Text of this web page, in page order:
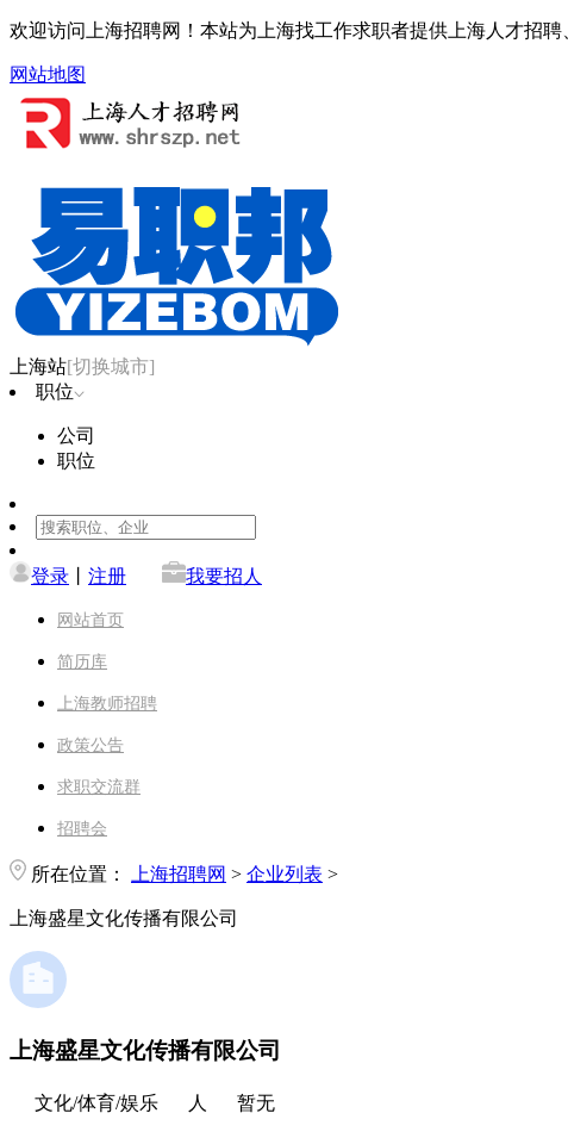
欢迎访问上海招聘网！本站为上海找工作求职者提供上海人才招
网站地图
上海站[切换城市]
职位
公司
职位
登录 注册 我要招人
网站首页
简历库
上海教师招聘
政策公告
求职交流群
招聘会
所在位置： 上海招聘网 > 企业列表 >
上海盛星文化传播有限公司
上海盛星文化传播有限公司
文化/体育/娱乐 人 暂无